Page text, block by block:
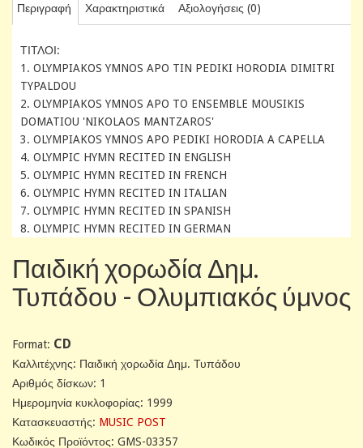
Περιγραφή Χαρακτηριστικά Αξιολογήσεις (0)
ΤΙΤΛΟΙ:
1. OLYMPIAKOS YMNOS APO TIN PEDIKI HORODIA DIMITRI
TYPALDOU
2. OLYMPIAKOS YMNOS APO TO ENSEMBLE MOUSIKIS
DOMATIOU 'NIKOLAOS MANTZAROS'
3. OLYMPIAKOS YMNOS APO PEDIKI HORODIA A CAPELLA
4. OLYMPIC HYMN RECITED IN ENGLISH
5. OLYMPIC HYMN RECITED IN FRENCH
6. OLYMPIC HYMN RECITED IN ITALIAN
7. OLYMPIC HYMN RECITED IN SPANISH
8. OLYMPIC HYMN RECITED IN GERMAN
Παιδική χορωδία Δημ.
Τυπάδου - Ολυμπιακός ύμνος
Format: CD
Καλλιτέχνης: Παιδική χορωδία Δημ. Τυπάδου
Αριθμός δίσκων: 1
Ημερομηνία κυκλοφορίας: 1999
Κατασκευαστής: MUSIC POST
Κωδικός Προϊόντος: GMS-03357